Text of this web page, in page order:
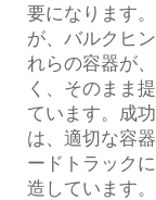
要になります
が、バルクヒ
れらの容器が
く、そのまま
ています。成
は、適切な容
ードトラック
造しています